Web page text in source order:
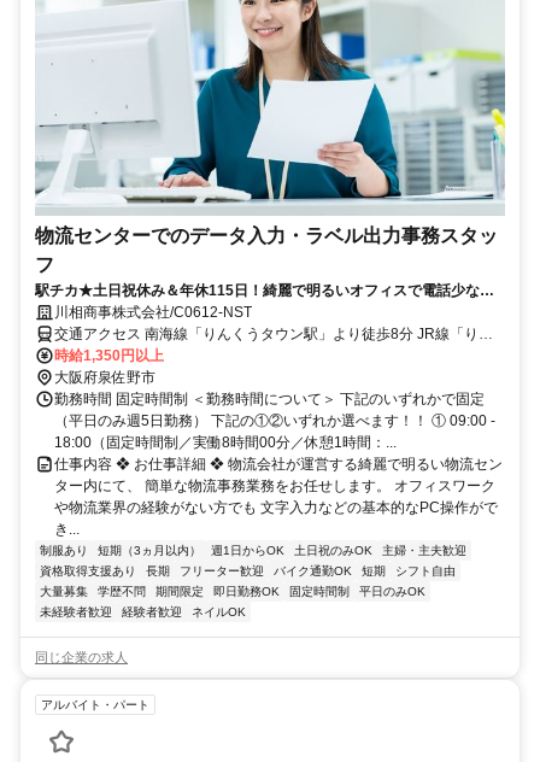
物流センターでのデータ入力・ラベル出力事務スタッ
フ
駅チカ★土日祝休み＆年休115日！綺麗で明るいオフィスで電話少なめ
の物流事務。PC入力ができれば未経験大歓迎！女性スタッフ活躍中
川相商事株式会社/C0612-NST
交通アクセス 南海線「りんくうタウン駅」より徒歩8分 JR線「りん
くうタウン駅」より徒歩8分 ★マイカー通勤、バイク通勤、自転車通
時給1,350円以上
大阪府泉佐野市
勤務時間 固定時間制 ＜勤務時間について＞ 下記のいずれかで固定
（平日のみ週5日勤務） 下記の①②いずれか選べます！！ ① 09:00 -
18:00（固定時間制／実働8時間00分／休憩1時間：...
仕事内容 ❖ お仕事詳細 ❖ 物流会社が運営する綺麗で明るい物流セン
ター内にて、 簡単な物流事務業務をお任せします。 オフィスワーク
や物流業界の経験がない方でも 文字入力などの基本的なPC操作がで
き...
制服あり 短期（3ヵ月以内） 週1日からOK 土日祝のみOK
主婦・主夫歓迎
資格取得支援あり
長期 フリーター歓迎 バイク通勤OK 短期
シフト自由
大量募集
学歴不問 期間限定 即日勤務OK 固定時間制
平日のみOK
未経験者歓迎
経験者歓迎 ネイルOK
同じ企業の求人
アルバイト・パート